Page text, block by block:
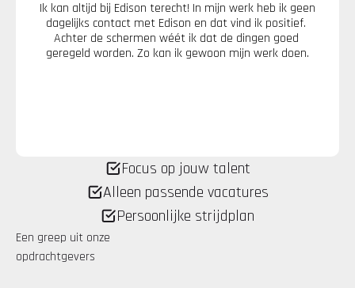
Ik kan altijd bij Edison terecht! In mijn werk heb ik geen
dagelijks contact met Edison en dat vind ik positief.
Achter de schermen wéét ik dat de dingen goed
geregeld worden. Zo kan ik gewoon mijn werk doen.
Focus op jouw talent
Alleen passende vacatures
Persoonlijke strijdplan
Een greep uit onze
opdrachtgevers